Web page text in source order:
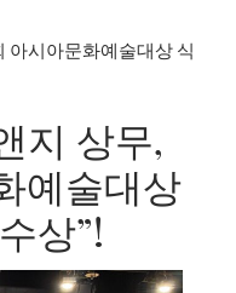
아시아문화예술대상 식
지 상무,
예술대상
상”!